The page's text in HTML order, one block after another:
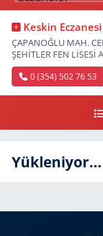
Keskin Eczanesi
ÇAPANOĞLU MAH.
ŞEHİTLER FEN LİSESİ
0 (354) 502 76 53
Yükleniyor...